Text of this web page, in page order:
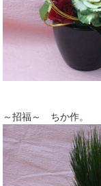
～招福～ ちか作。